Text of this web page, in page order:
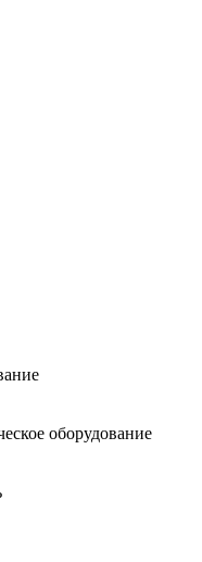
оборудование